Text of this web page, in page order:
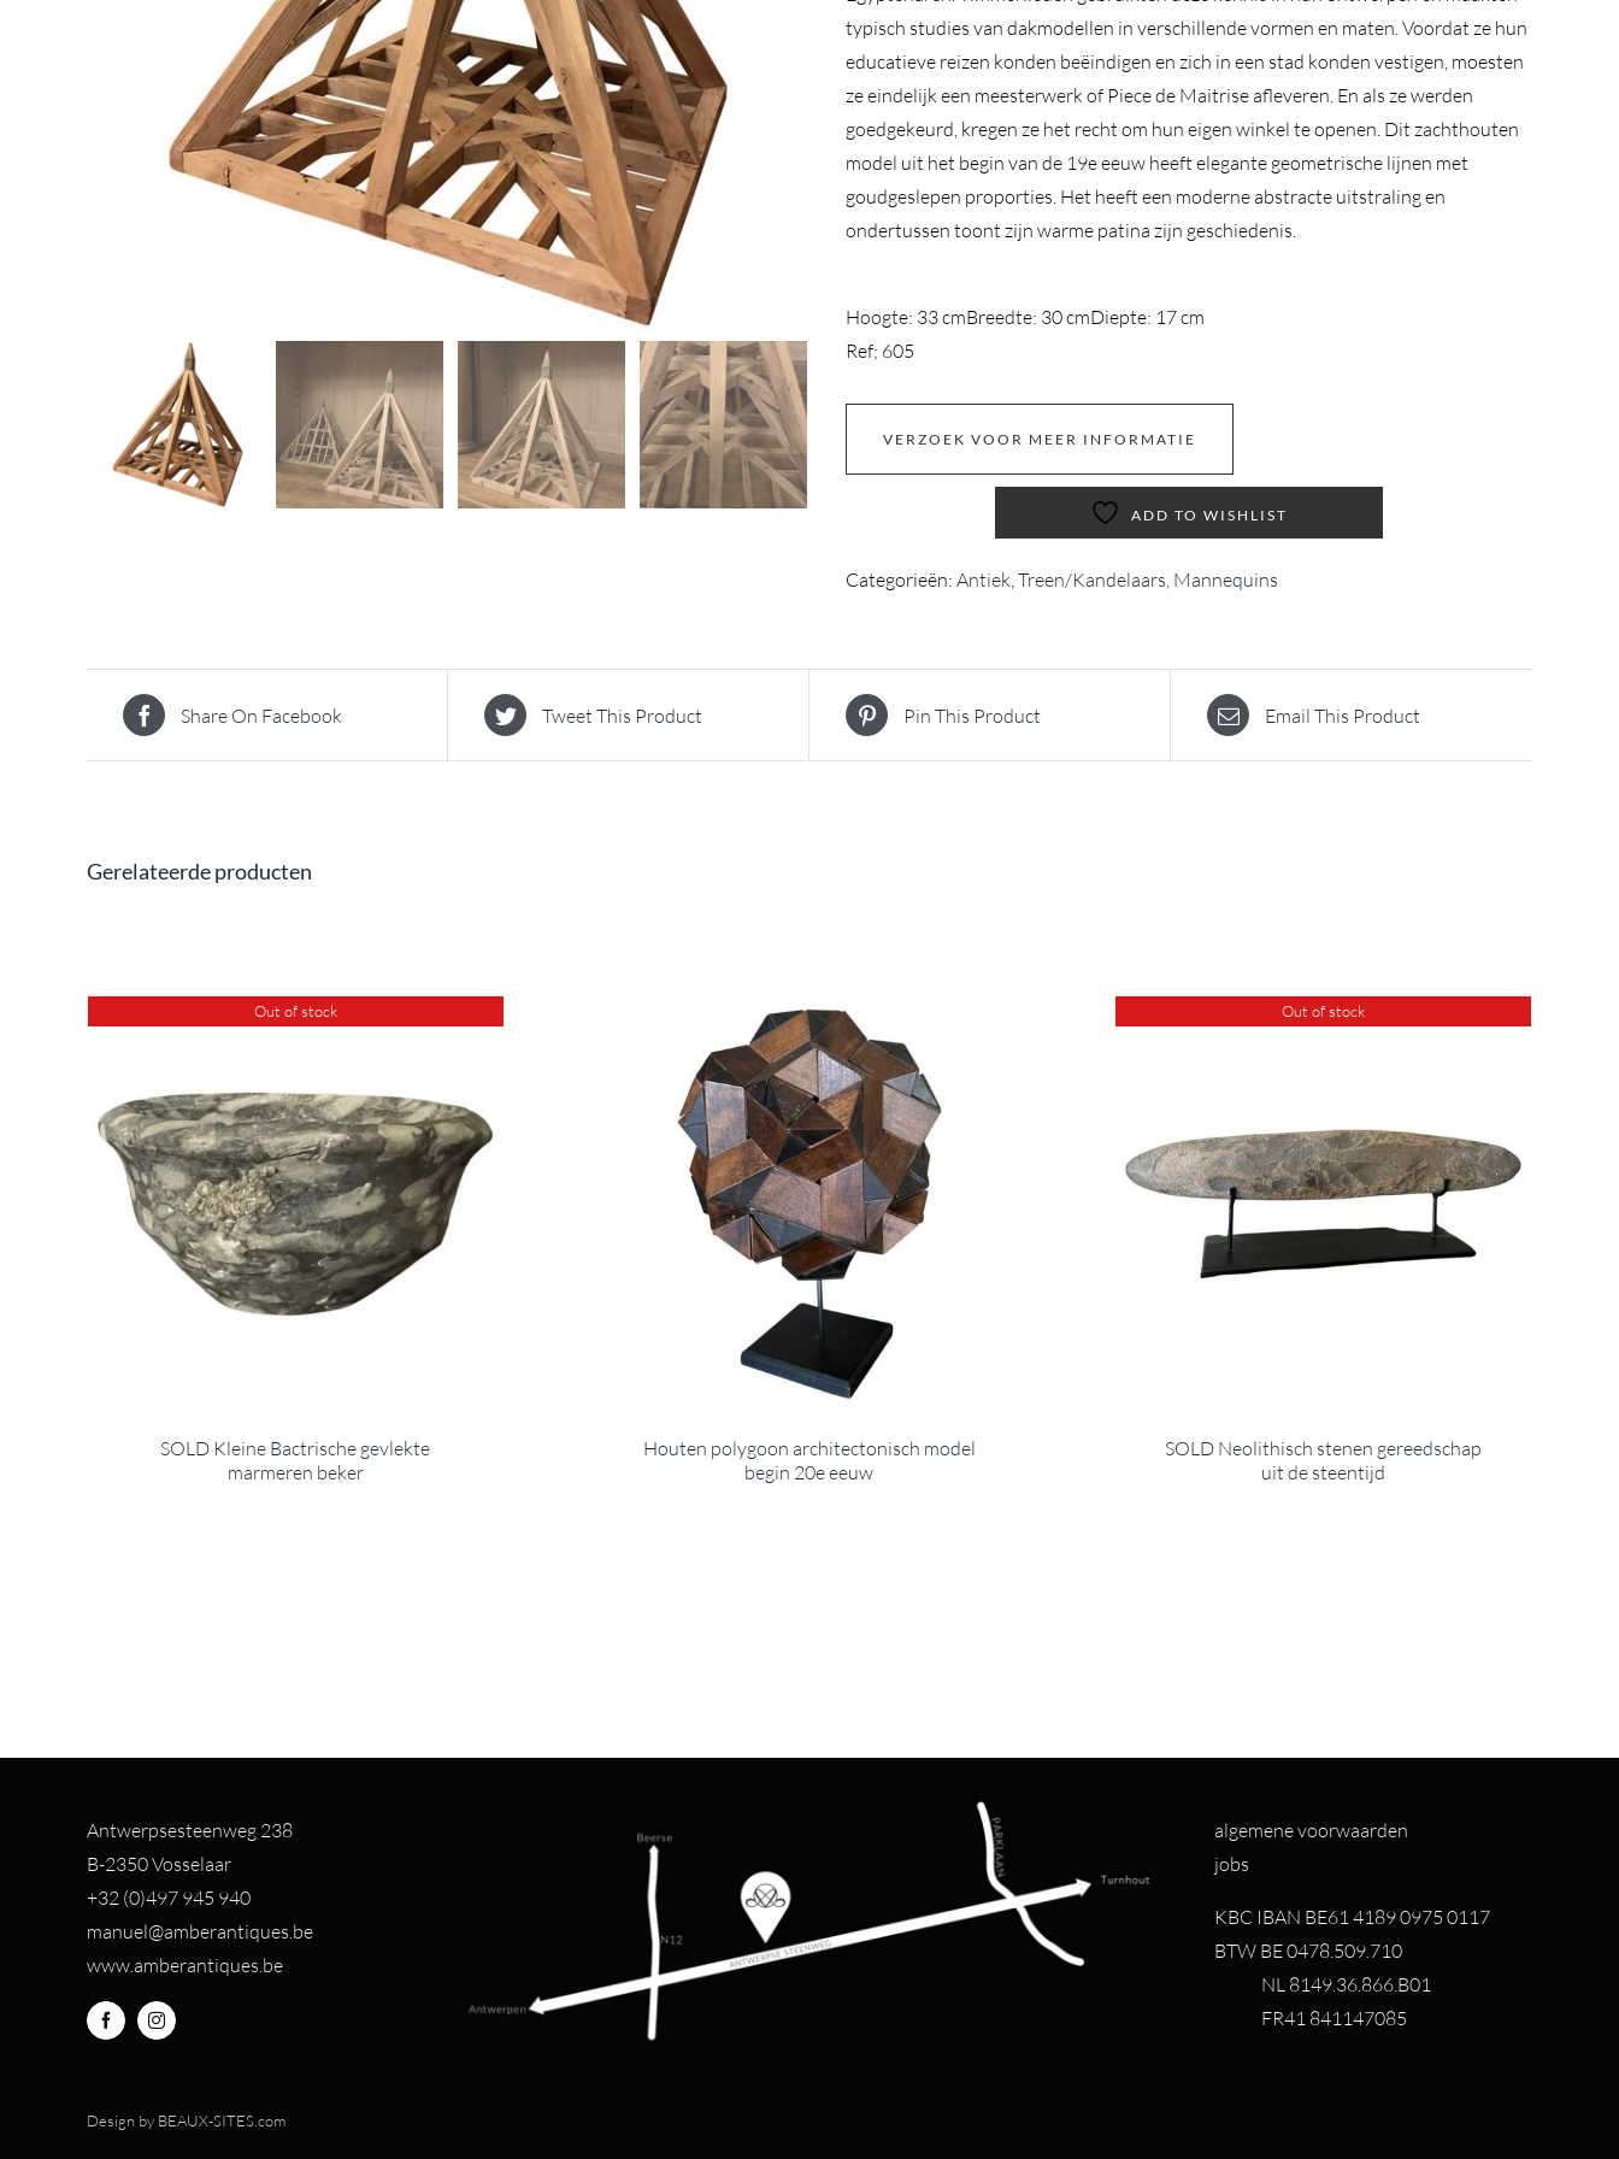
typisch studies van dakmodellen in verschillende vormen en maten. Voordat ze hun
educatieve reizen konden beëindigen en zich in een stad konden vestigen, moesten
ze eindelijk een meesterwerk of Piece de Maitrise afleveren. En als ze werden
goedgekeurd, kregen ze het recht om hun eigen winkel te openen. Dit zachthouten
model uit het begin van de 19e eeuw heeft elegante geometrische lijnen met
goudgeslepen proporties. Het heeft een moderne abstracte uitstraling en
ondertussen toont zijn warme patina zijn geschiedenis.
Hoogte: 33 cmBreedte: 30 cmDiepte: 17 cm
Ref; 605
VERZOEK VOOR MEER INFORMATIE
ADD TO WISHLIST
Categorieën: Antiek,Treen/Kandelaars, Mannequins
Share On Facebook Tweet This Product Pin This Product Email This Product
Gerelateerde producten
Out of stock
SOLD Kleine Bactrische gevlekte
marmeren beker
Houten polygoon architectonisch model
begin 20e eeuw
Out of stock
SOLD Neolithisch stenen gereedschap
uit de steentijd
Antwerpsesteenweg 238
B-2350 Vosselaar
+32 (0)497 945 940
manuel@amberantiques.be
www.amberantiques.be
Design by BEAUX-SITES.com
algemene voorwaarden
jobs
KBC IBAN BE61 4189 0975 0117
BTW BE 0478.509.710
NL 8149.36.866.B01
FR41 841147085